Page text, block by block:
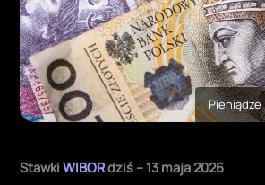
StawkiWIBORdziś – 13 maja 2026